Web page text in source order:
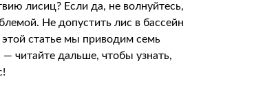
лисиц? Если да, не волнуйтесь,
Не допустить лис в бассейн
статье мы приводим семь
читайте дальше, чтобы узнать,